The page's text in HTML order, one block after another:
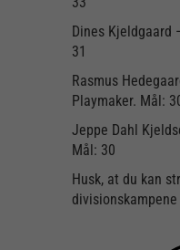
Dines Kjeldgaard
31
Rasmus
Playmaker. Mål:
Jeppe Dahl
Mål: 30
Husk, at du kan